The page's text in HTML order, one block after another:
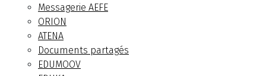
Messagerie AEFE
ORION
ATENA
Documents partagés
EDUMOOV